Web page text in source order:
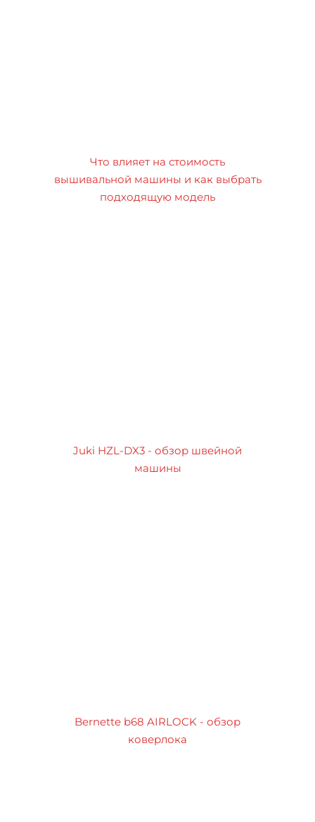
Что влияет на стоимость
вышивальной машины и как выбрать
подходящую модель
Juki HZL-DX3 - обзор швейной
машины
Bernette b68 AIRLOCK - обзор
коверлока